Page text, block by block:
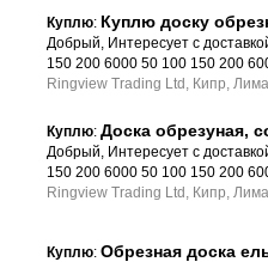
Куплю: Куплю доску
Добрый, Интересует с
150 200 6000 50 100 150 200
Ringview Trading Ltd, Кипр,
Куплю: Доска обрезуная,
Добрый, Интересует с
150 200 6000 50 100 150 200
Ringview Trading Ltd, Кипр,
Куплю: Обрезная доска